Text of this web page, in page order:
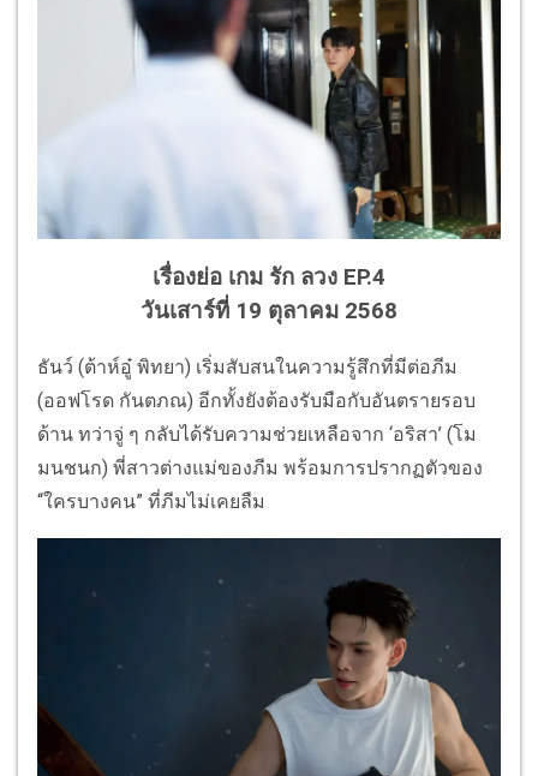
เรื่องย่อ เกม รัก ลวง EP.4
วันเสาร์ที่ 19 ตุลาคม 2568
ธันว์ (ต้าห์อู๋ พิทยา) เริ่มสับสนในความรู้สึกที่มีต่อภีม
(ออฟโรด กันตภณ) อีกทั้งยังต้องรับมือกับอันตรายรอบ
ด้าน ทว่าจู่ ๆ กลับได้รับความช่วยเหลือจาก ‘อริสา’ (โม
มนชนก) พี่สาวต่างแม่ของภีม พร้อมการปรากฏตัวของ
“ใครบางคน” ที่ภีมไม่เคยลืม